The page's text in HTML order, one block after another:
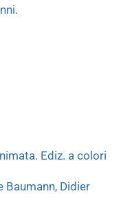
Ediz. a colori
Baumann, Didier